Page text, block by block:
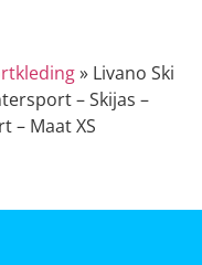
» Livano Ski
– Skijas –
– Maat XS